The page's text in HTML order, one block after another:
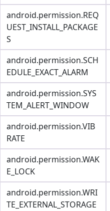
android.permission.REQ
UEST_INSTALL_PACKAGE
S
android.permission.SCH
EDULE_EXACT_ALARM
android.permission.SYS
TEM_ALERT_WINDOW
android.permission.VIB
RATE
android.permission.WAK
E_LOCK
android.permission.WRI
TE_EXTERNAL_STORAGE